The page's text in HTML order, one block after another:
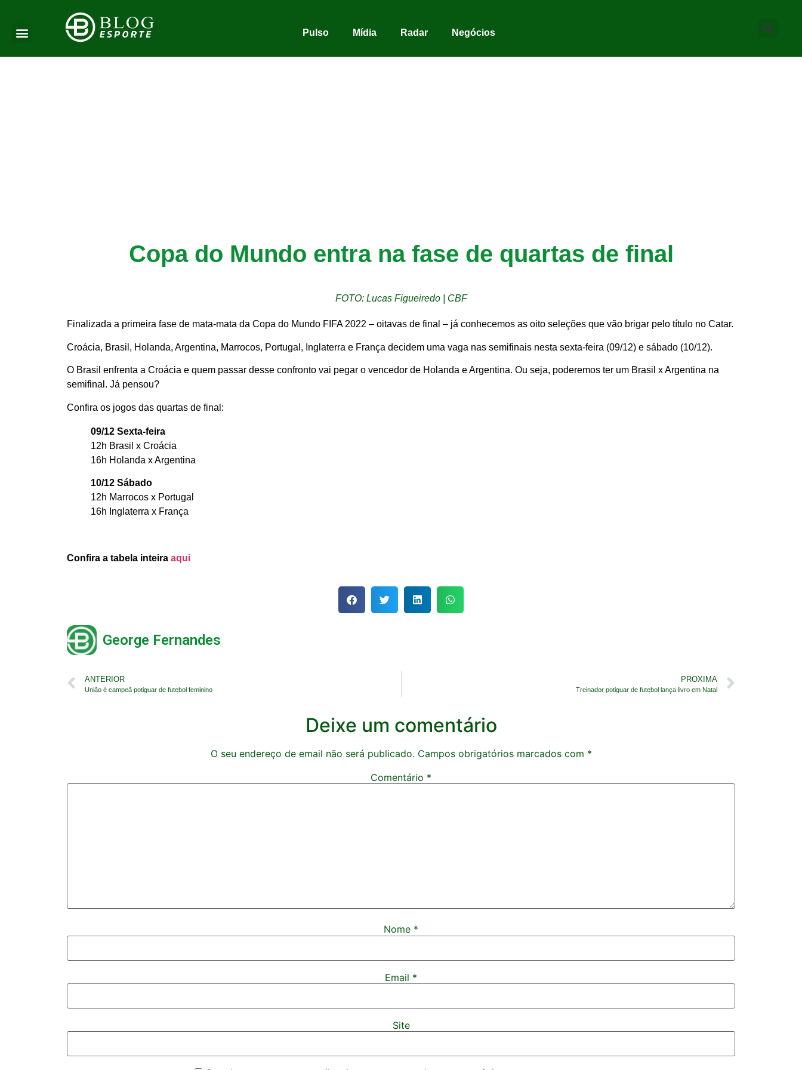
Pulso Mídia Radar Negócios
Copa do Mundo entra na fase de quartas de final
FOTO: Lucas Figueiredo | CBF
Finalizada a primeira fase de mata-mata da Copa do Mundo FIFA 2022 – oitavas de final – já conhecemos as oito seleções que vão brigar pelo título no Catar.
Croácia, Brasil, Holanda, Argentina, Marrocos, Portugal, Inglaterra e França decidem uma vaga nas semifinais nesta sexta-feira (09/12) e sábado (10/12).
O Brasil enfrenta a Croácia e quem passar desse confronto vai pegar o vencedor de Holanda e Argentina. Ou seja, poderemos ter um Brasil x Argentina na
semifinal. Já pensou?
Confira os jogos das quartas de final:
09/12 Sexta-feira
12h Brasil x Croácia
16h Holanda x Argentina
10/12 Sábado
12h Marrocos x Portugal
16h Inglaterra x França
Confira a tabela inteira aqui
George Fernandes
ANTERIOR
União é campeã potiguar de futebol feminino
PROXIMA
Treinador potiguar de futebol lança livro em Natal
Deixe um comentário
O seu endereço de email não será publicado. Campos obrigatórios marcados com *
Comentário *
Nome *
Email *
Site